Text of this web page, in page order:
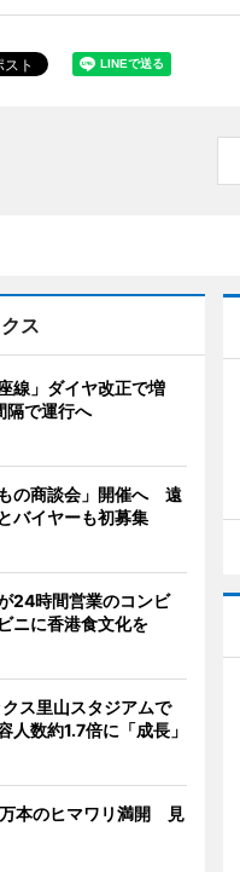
ス
線」ダイヤ改正で増
で運行へ
もの商談会」開催へ 遠
バイヤーも初募集
24時間営業のコンビ
ニに香港食文化を
ス里山スタジアムで
数約1.7倍に「成長」
本のヒマワリ満開 見